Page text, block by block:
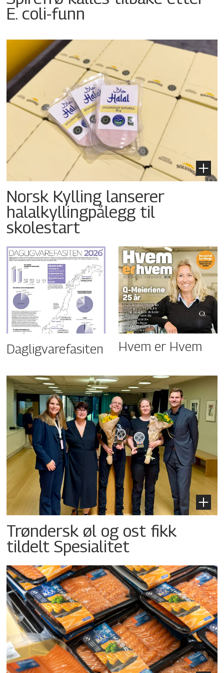
E. coli-funn
Norsk Kylling lanserer
halalkyllingpålegg til
skolestart
Dagligvarefasiten Hvem er Hvem
Trøndersk øl og ost fikk
tildelt Spesialitet